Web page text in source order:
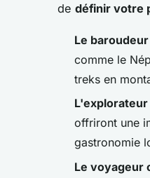
de définir votre
Le
comme le
treks en
offriront une
gastronomie
Le voyageur